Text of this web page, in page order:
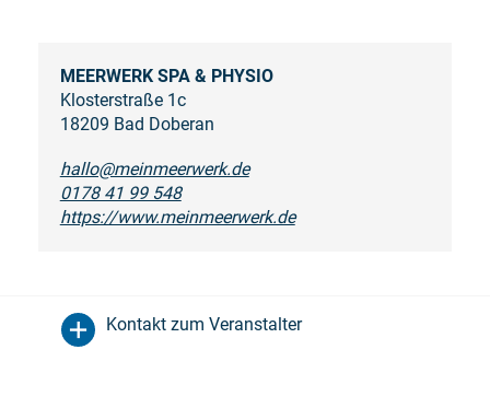
MEERWERK SPA & PHYSIO
Klosterstraße 1c
18209 Bad Doberan
hallo@meinmeerwerk.de
0178 41 99 548
https://www.meinmeerwerk.de
Kontakt zum Veranstalter